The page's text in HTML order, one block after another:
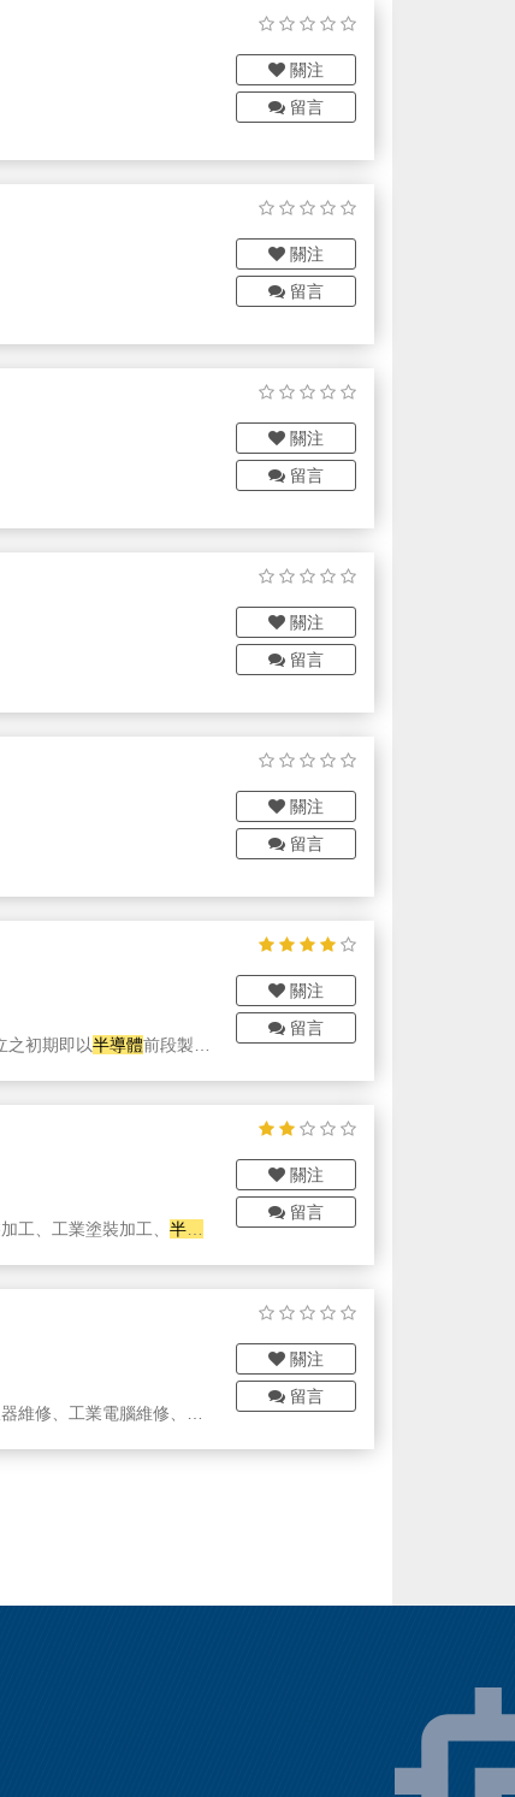
關注
留言
關注
留言
關注
留言
關注
留言
關注
留言
之初期即以半導體前段製程
廠房主要為一複合式之先
關注
留言
工、工業塗裝加工、 半導
鐵氟龍內襯、鐵氟龍套管
關注
留言
維修、工業電腦維修、控
關注
留言